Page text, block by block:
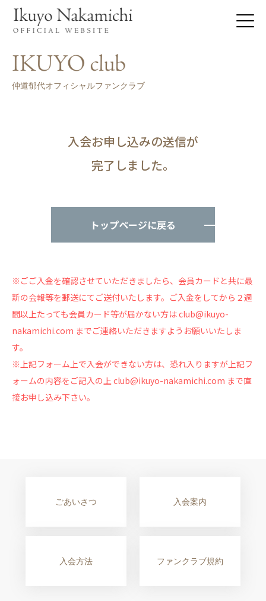
仲道郁代オフィシャルファンクラブ
入会お申し込みの送信が
完了しました。
トップページに戻る
※ごご入金を確認させていただきましたら、会員カードと共に最
新の会報等を郵送にてご送付いたします。ご入金をしてから２週
間以上たっても会員カード等が届かない方は club@ikuyo-
nakamichi.com までご連絡いただきますようお願いいたしま
す。
※上記フォーム上で入会ができない方は、恐れ入りますが上記フ
ォームの内容をご記入の上 club@ikuyo-nakamichi.com まで直
接お申し込み下さい。
ごあいさつ 入会案内
入会方法 ファンクラブ規約